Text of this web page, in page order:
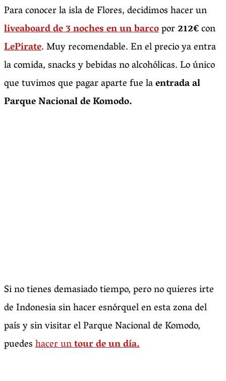
Para conocer la isla de Flores, decidimos hacer un
liveaboard de 3 noches en un barcopor212€con
LePirate. Muy recomendable. En el precio ya entra
la comida, snacks y bebidas no alcohólicas. Lo único
que tuvimos que pagar aparte fue laentrada al
Parque Nacional de Komodo.
Si no tienes demasiado tiempo, pero no quieres irte
de Indonesia sin hacer esnórquel en esta zona del
país y sin visitar el Parque Nacional de Komodo,
puedeshacer untour de un día.